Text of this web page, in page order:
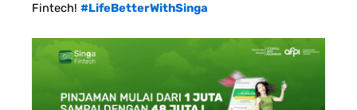
Fintech! #LifeBetterWithSinga